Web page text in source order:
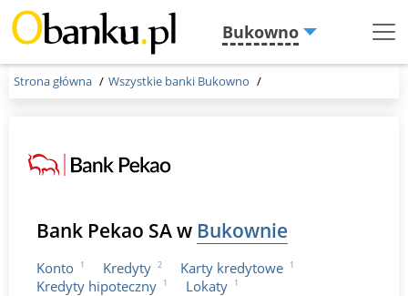
Bukowno
Menu
Strona główna Wszystkie banki Bukowno
Bank Pekao SA w Bukownie
Konto 1 Kredyty 2 Karty kredytowe 1
Kredyty hipoteczny 1 Lokaty 1